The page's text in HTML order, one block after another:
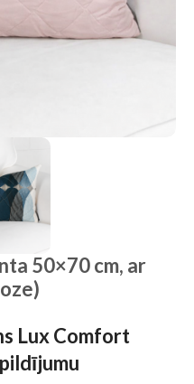
50×70 cm, ar
Lux Comfort